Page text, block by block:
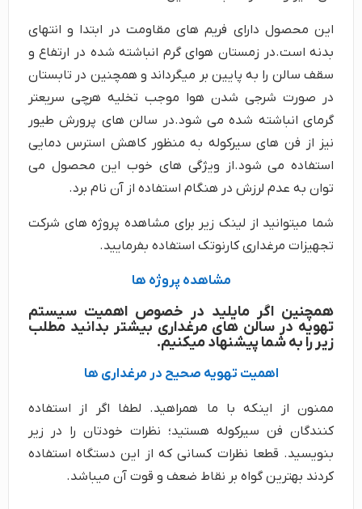
این محصول دارای فریم های مقاومت در ابتدا و انتهای
بدنه است.در زمستان هوای گرم انباشته شده در ارتفاع و
سقف سالن را به پایین بر میگرداند و همچنین در تابستان
در صورت شرجی شدن هوا موجب تخلیه هرچی سریعتر
گرمای انباشته شده می شود.در سالن های پرورش طیور
نیز از فن های سیرکوله به منظور کاهش استرس دمایی
استفاده می شود.از ویژگی های خوب این محصول می
توان به عدم لرزش در هنگام استفاده از آن نام برد.
شما میتوانید از لینک زیر برای مشاهده پروژه های شرکت
تجهیزات مرغداری کارنوتک استفاده بفرمایید.
مشاهده پروژه ها
همچنین اگر مایلید در خصوص اهمیت سیستم
تهویه در سالن های مرغداری بیشتر بدانید مطلب
زیر را به شما پیشنهاد میکنیم.
اهمیت تهویه صحیح در مرغداری ها
ممنون از اینکه با ما همراهید. لطفا اگر از استفاده
کنندگان فن سیرکوله هستید؛ نظرات خودتان را در زیر
بنویسید. قطعا نظرات کسانی که از این دستگاه استفاده
کردند بهترین گواه بر نقاط ضعف و قوت آن میباشد.